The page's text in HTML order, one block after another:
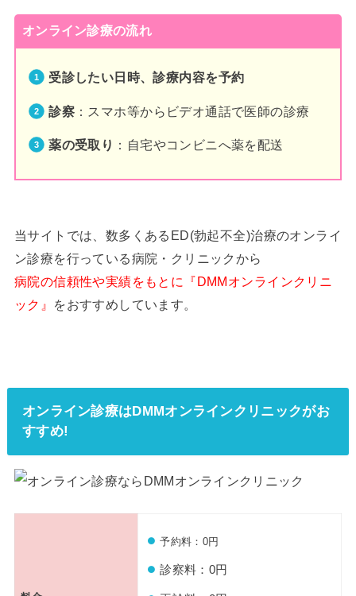
オンライン診療の流れ
受診したい日時、診療内容を予約
診察 ：スマホ等からビデオ通話で医師の診療
薬の受取り ：自宅やコンビニへ薬を配送
当サイトでは、数多くあるED(勃起不全)治療のオンライ
ン診療を行っている病院・クリニックから
病院の信頼性や実績をもとに『DMMオンラインクリニ
ック』
をおすすめしています。
オンライン診療はDMMオンラインクリニックがお
すすめ!
予約料：0円
診察料：0円